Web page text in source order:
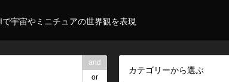
宇宙やミニチュアの世界観を表現
and
or
カテゴリーから選ぶ